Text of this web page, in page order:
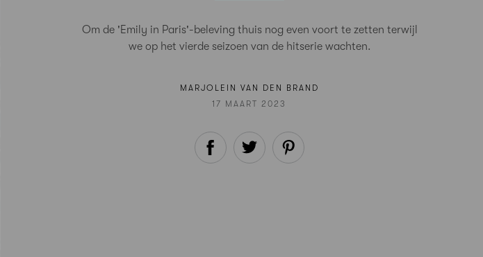
Om de 'Emily in Paris'-beleving thuis nog even voort te zetten terwijl
we op het vierde seizoen van de hitserie wachten.
MARJOLEIN VAN DEN BRAND
17 MAART 2023